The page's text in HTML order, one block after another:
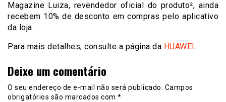
Magazine Luiza, revendedor oficial do produto², ainda
recebem 10% de desconto em compras pelo aplicativo
da loja.
Para mais detalhes, consulte a página da HUAWEI.
Deixe um comentário
O seu endereço de e-mail não será publicado. Campos
obrigatórios são marcados com *